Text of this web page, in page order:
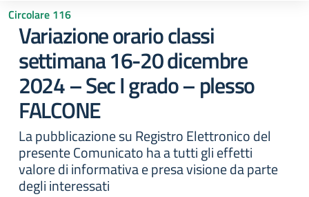
Circolare 116
Variazione orario classi
settimana 16-20 dicembre
2024 – Sec I grado – plesso
FALCONE
La pubblicazione su Registro Elettronico del
presente Comunicato ha a tutti gli effetti
valore di informativa e presa visione da parte
degli interessati